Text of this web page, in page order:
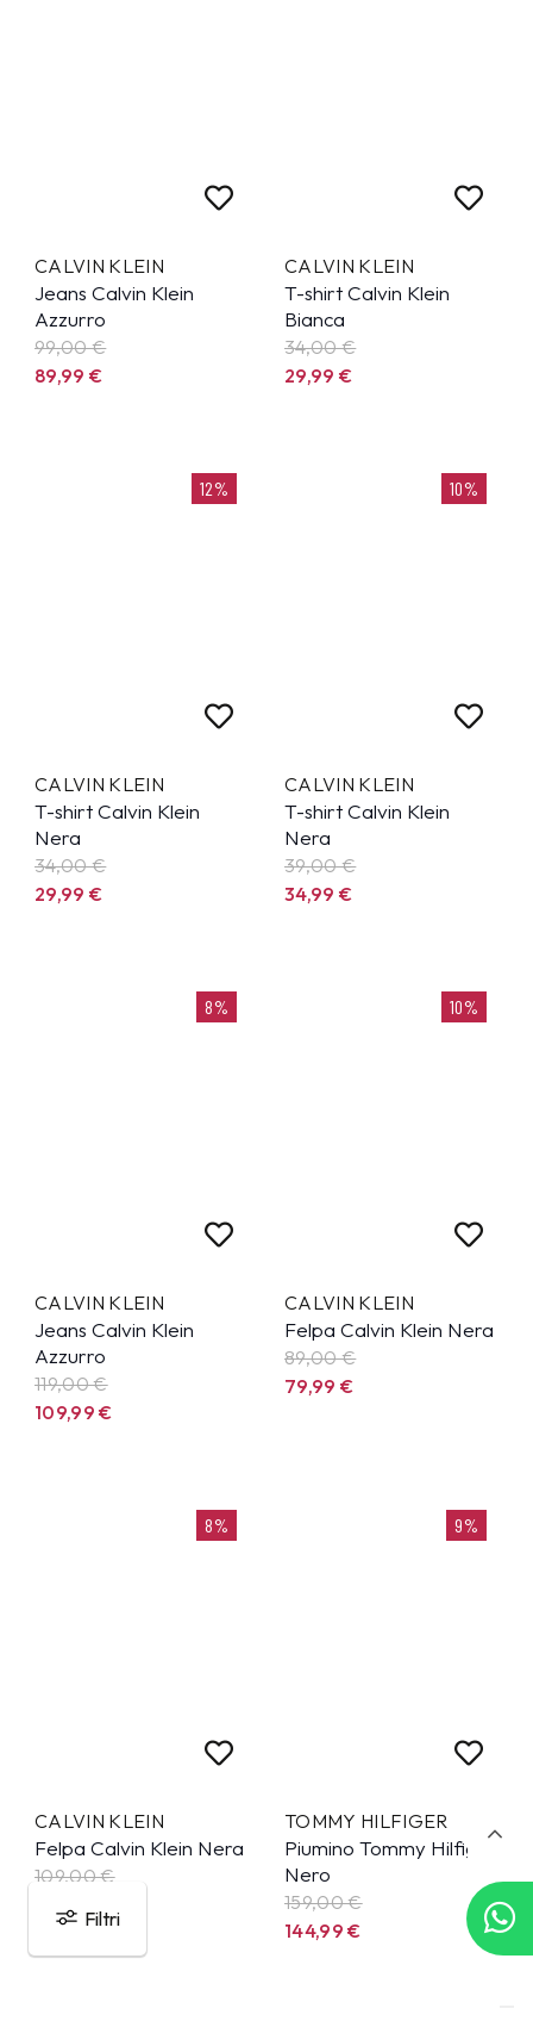
Filtri
CALVIN KLEIN
Jeans Calvin Klein
Azzurro
99,00 €
89,99€
CALVIN KLEIN
T-shirt Calvin Klein
Bianca
34,00 €
29,99€
12%
CALVIN KLEIN
T-shirt Calvin Klein
Nera
34,00 €
29,99€
10%
CALVIN KLEIN
T-shirt Calvin Klein
Nera
39,00 €
34,99€
8%
CALVIN KLEIN
Jeans Calvin Klein
Azzurro
119,00 €
109,99€
10%
CALVIN KLEIN
Felpa Calvin Klein Nera
89,00 €
79,99€
8%
CALVIN KLEIN
Felpa Calvin Klein Nera
109,00 €
99,99
9%
TOMMY HILFIGER
Piumino Tommy Hilfiger
Nero
159,00 €
144,99€